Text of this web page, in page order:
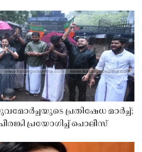
പ്രതിഷേധ മാർച്ച്;
പ്രയോഗിച്ച് പൊലീസ്